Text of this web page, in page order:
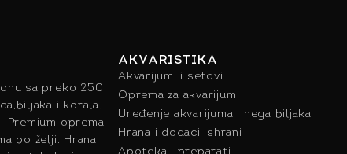
sa preko 250
i korala.
Premium oprema
po želji. Hrana,
AKVARISTIKA
Akvarijumi i setovi
Oprema za akvarijum
Uređenje akvarijuma i nega biljaka
Hrana i dodaci ishrani